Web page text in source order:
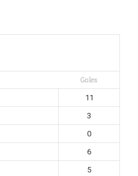
Goles
11
3
0
6
5